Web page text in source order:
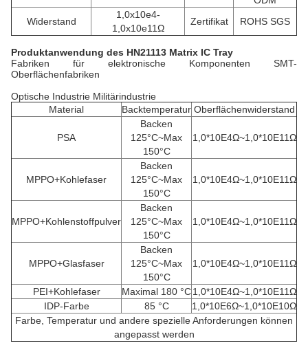
Widerstand
1,0x10e4-
1,0x10e11Ω
Zertifikat ROHS SGS
Produktanwendung des HN21113 Matrix IC Tray
Fabriken für elektronische Komponenten SMT-
Oberflächenfabriken
Optische Industrie Militärindustrie
Material
Backtemperatur Oberflächenwiderstand
PSA
Backen
125°C~Max
150°C
1,0*10E4Ω~1,0*10E11Ω
MPPO+Kohlefaser
Backen
125°C~Max
150°C
1,0*10E4Ω~1,0*10E11Ω
MPPO+Kohlenstoffpulver
Backen
125°C~Max
150°C
1,0*10E4Ω~1,0*10E11Ω
MPPO+Glasfaser
Backen
125°C~Max
150°C
1,0*10E4Ω~1,0*10E11Ω
PEI+Kohlefaser Maximal 180 °C1,0*10E4Ω~1,0*10E11Ω
IDP-Farbe
85 °C
1,0*10E6Ω~1,0*10E10Ω
Farbe, Temperatur und andere spezielle Anforderungen können
angepasst werden